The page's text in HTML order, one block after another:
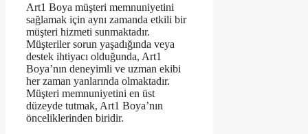
Art1 Boya müşteri memnuniyetini
sağlamak için aynı zamanda etkili bir
müşteri hizmeti sunmaktadır.
Müşteriler sorun yaşadığında veya
destek ihtiyacı olduğunda, Art1
Boya’nın deneyimli ve uzman ekibi
her zaman yanlarında olmaktadır.
Müşteri memnuniyetini en üst
düzeyde tutmak, Art1 Boya’nın
önceliklerinden biridir.